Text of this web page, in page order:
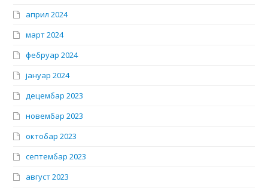
април 2024
март 2024
фебруар 2024
јануар 2024
децембар 2023
новембар 2023
октобар 2023
септембар 2023
август 2023